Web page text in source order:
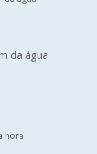
da água